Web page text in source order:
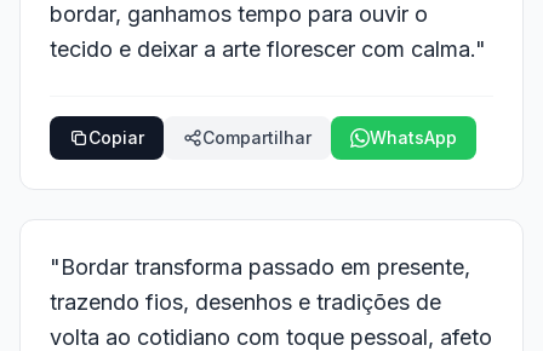
bordar, ganhamos tempo para ouvir o
tecido e deixar a arte florescer com calma."
Copiar Compartilhar WhatsApp
"Bordar transforma passado em presente,
trazendo fios, desenhos e tradições de
volta ao cotidiano com toque pessoal, afeto